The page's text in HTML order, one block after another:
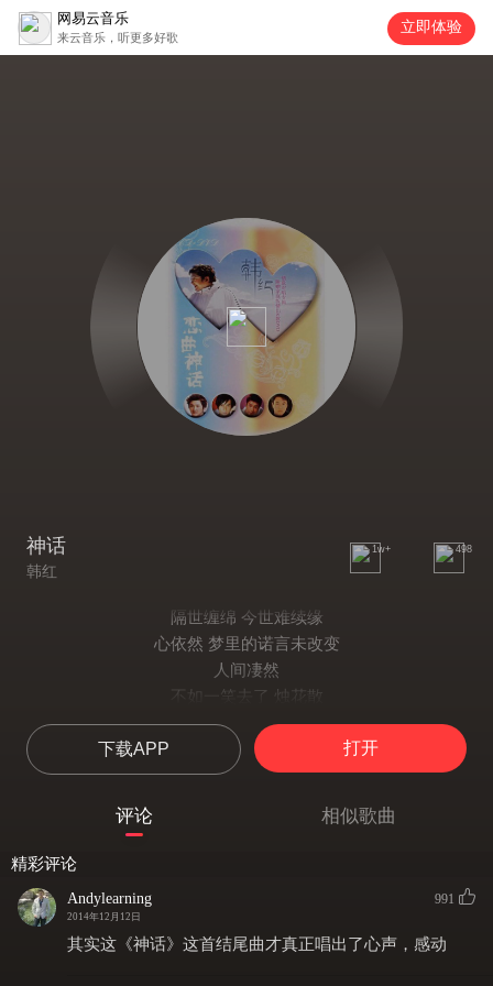
网易云音乐
来云音乐，听更多好歌
立即体验
神话
韩红
1w+ 498
隔世缠绵 今世难续缘
心依然 梦里的诺言未改变
人间凄然
不如一笑去了 烛花散
尘花醉酒
轮回前尘成云烟
霓红点点 凡间迷乱情浅
剑如飞 心如水
下载APP 打开
评论 相似歌曲
精彩评论
Andylearning
2014年12月12日
991
其实这《神话》这首结尾曲才真正唱出了心声，感动